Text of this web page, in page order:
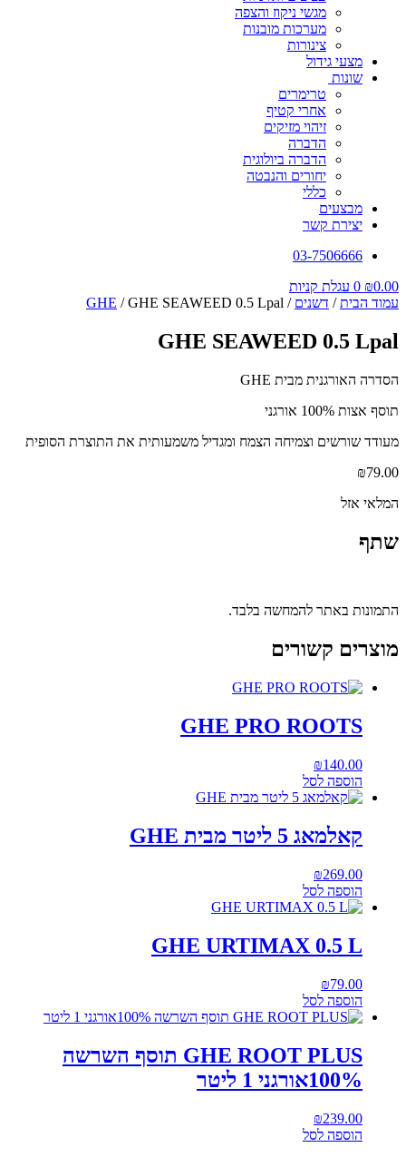
מגשי ניקוז והצפה
מערכות מובנות
צינורות
מצעי גידול
שונות
טרימרים
אחרי קטיף
זיהוי מזיקים
הדברה
הדברה ביולוגית
יחורים והנבטה
כללי
מבצעים
יצירת קשר
03-7506666
₪0.00
0 עגלת קניות
עמוד הבית/ דשנים /
GHE / GHE SEAWEED 0.5 Lpal
GHE SEAWEED 0.5 Lpal
הסדרה האורגנית מבית GHE
תוסף אצות 100% אורגני
מעודד שורשים וצמיחה הצמח ומגדיל משמעותית את התוצרת הסופית
₪79.00
המלאי אזל
שתף
התמונות באתר להמחשה בלבד.
מוצרים קשורים
GHE PRO ROOTS
₪140.00
הוספה לסל
קאלמאג 5 ליטר מבית GHE
₪269.00
הוספה לסל
GHE URTIMAX 0.5 L
₪79.00
הוספה לסל
GHE ROOT PLUS תוסף השרשה
100%אורגני 1 ליטר
₪239.00
הוספה לסל